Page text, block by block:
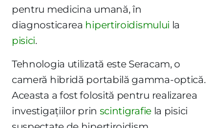
pentru medicina umană, în
diagnosticarea hipertiroidismului la
pisici.
Tehnologia utilizată este Seracam, o
cameră hibridă portabilă gamma-optică.
Aceasta a fost folosită pentru realizarea
investigațiilor prin scintigrafiela pisici